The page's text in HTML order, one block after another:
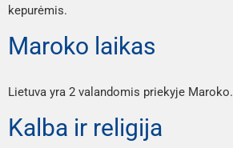
kepurėmis.
Maroko laikas
Lietuva yra 2 valandomis priekyje Maroko.
Kalba ir religija